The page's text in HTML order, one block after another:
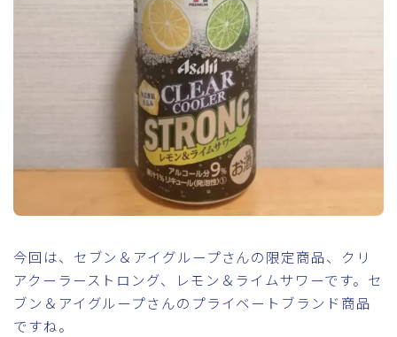
今回は、セブン＆アイグループさんの限定商品、クリ
アクーラーストロング、レモン＆ライムサワーです。セ
ブン＆アイグループさんのプライベートブランド商品
ですね。